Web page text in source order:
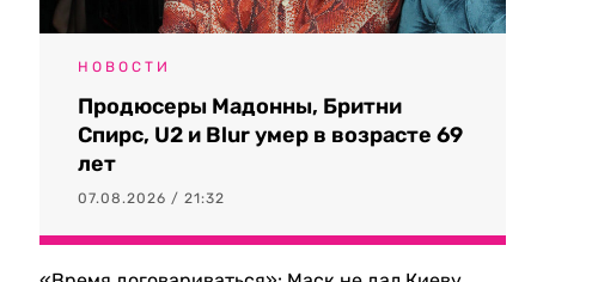
НОВОСТИ
Продюсеры Мадонны, Бритни
Спирс, U2 и Blur умер в возрасте 69
лет
07.08.2026 / 21:32